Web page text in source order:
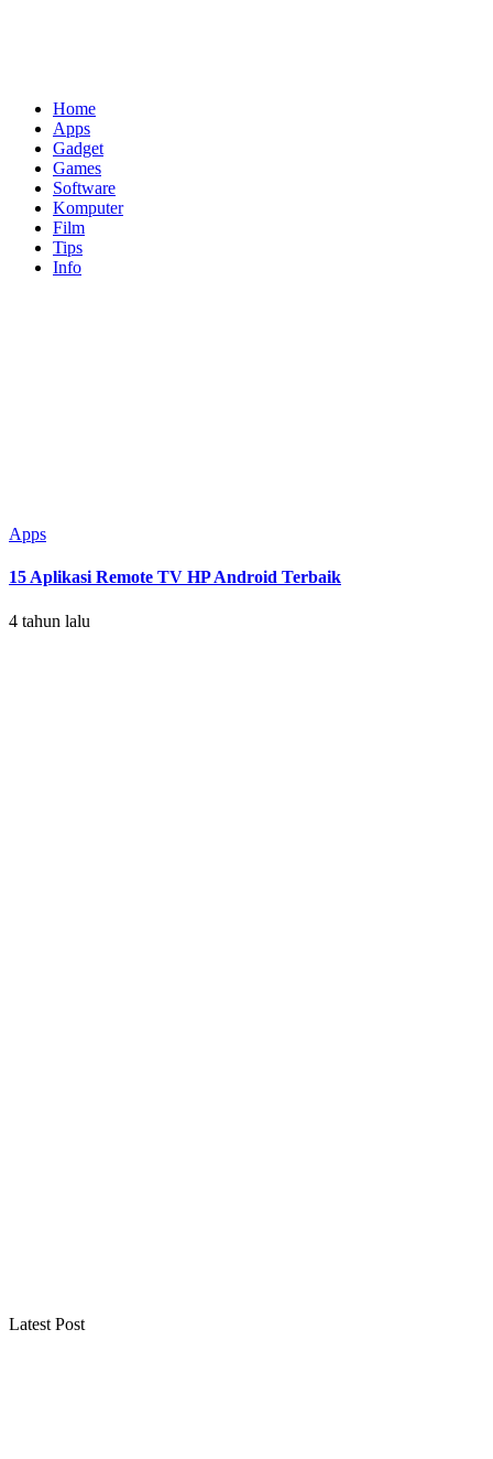
Home
Apps
Gadget
Games
Software
Komputer
Film
Tips
Info
Apps
15 Aplikasi Remote TV HP Android Terbaik
4 tahun lalu
Latest Post